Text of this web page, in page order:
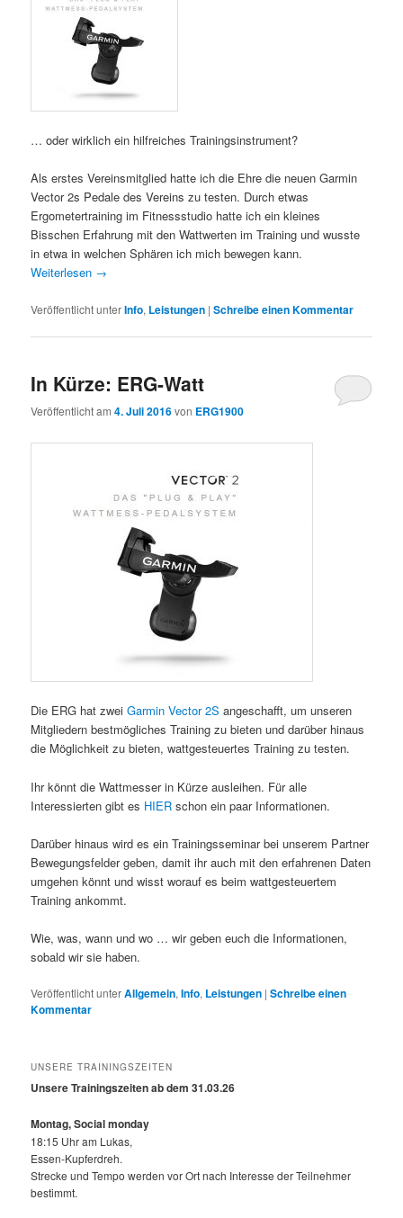
… oder wirklich ein hilfreiches Trainingsinstrument?
Als erstes Vereinsmitglied hatte ich die Ehre die neuen Garmin
Vector 2s Pedale des Vereins zu testen. Durch etwas
Ergometertraining im Fitnessstudio hatte ich ein kleines
Bisschen Erfahrung mit den Wattwerten im Training und wusste
in etwa in welchen Sphären ich mich bewegen kann.
Weiterlesen →
Veröffentlicht unterInfo, Leistungen |Schreibe einen Kommentar
In Kürze: ERG-Watt
Veröffentlicht am4. Juli 2016von ERG1900
Die ERG hat zweiGarmin Vector 2S angeschafft, um unseren
Mitgliedern bestmögliches Training zu bieten und darüber hinaus
die Möglichkeit zu bieten, wattgesteuertes Training zu testen.
Ihr könnt die Wattmesser in Kürze ausleihen. Für alle
Interessierten gibt es HIERschon ein paar Informationen.
Darüber hinaus wird es ein Trainingsseminar bei unserem Partner
Bewegungsfelder geben, damit ihr auch mit den erfahrenen Daten
umgehen könnt und wisst worauf es beim wattgesteuertem
Training ankommt.
Wie, was, wann und wo … wir geben euch die Informationen,
sobald wir sie haben.
Veröffentlicht unterAllgemein,Info, Leistungen |Schreibe einen
Kommentar
UNSERE TRAININGSZEITEN
Unsere Trainingszeiten ab dem 31.03.26
Montag, Social monday
18:15 Uhr am Lukas,
Essen-Kupferdreh.
Strecke und Tempo werden vor Ort nach Interesse der Teilnehmer
bestimmt.